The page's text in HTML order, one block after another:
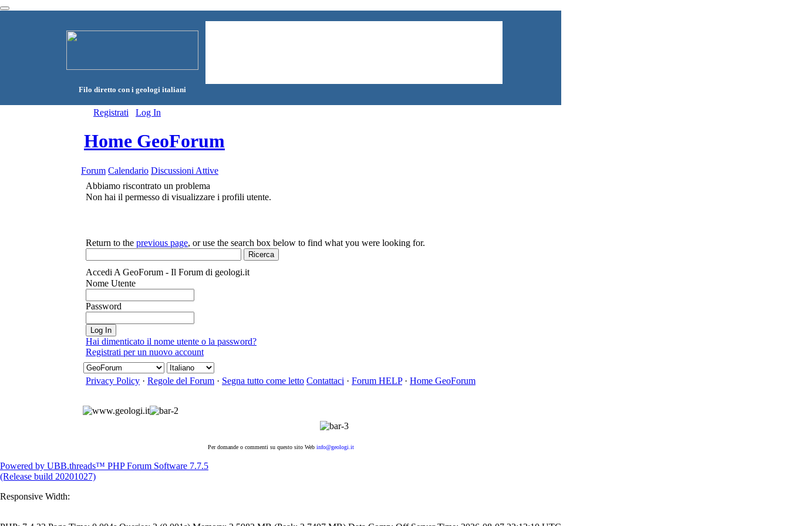
Filo diretto con i geologi italiani
Registrati Log In
Home GeoForum
Forum Calendario Discussioni Attive
Abbiamo riscontrato un problema
Non hai il permesso di visualizzare i profili utente.
Return to the previous page, or use the search box below to find what you were looking for.
Accedi A GeoForum - Il Forum di geologi.it
Nome Utente
Password
Hai dimenticato il nome utente o la password?
Registrati per un nuovo account
Privacy Policy · Regole del Forum · Segna tutto come letto Contattaci · Forum HELP· Home GeoForum
Per domande o commenti su questo sito Web info@geologi.it
Powered by UBB.threads™ PHP Forum Software 7.7.5
(Release build 20201027)
Responsive Width: